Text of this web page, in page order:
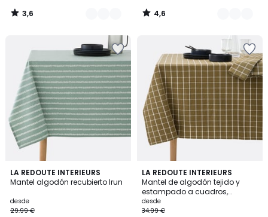
3,6
/
4,6
/
LA REDOUTE INTERIEURS
Mantel algodón recubierto Irun
desde
29.99 €
4,3
/ 5
3
Colores
LA REDOUTE INTERIEURS
Mantel de algodón tejido y
estampado a cuadros,
Hortense
desde
34.99 €
5
/
5